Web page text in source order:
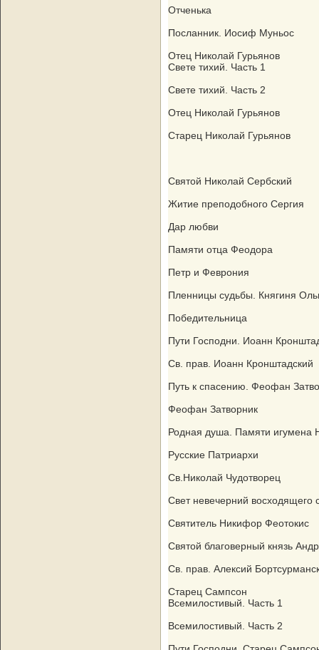
Отченька
Посланник. Иосиф Муньос
Отец Николай Гурьянов
Свете тихий. Часть 1
Свете тихий. Часть 2
Отец Николай Гурьянов
Старец Николай Гурьянов
Святой Николай Сербский
Житие преподобного Сергия
Дар любви
Памяти отца Феодора
Петр и Феврония
Пленницы судьбы. Княгиня
Победительница
Пути Господни. Иоанн
Св. прав. Иоанн Кронштадский
Путь к спасению. Феофан
Феофан Затворник
Родная душа. Памяти игумена
Русские Патриархи
Св.Николай Чудотворец
Свет невечерний восходящего
Святитель Никифор Феотокис
Святой благоверный князь
Св. прав. Алексий
Старец Сампсон
Всемилостивый. Часть 1
Всемилостивый. Часть 2